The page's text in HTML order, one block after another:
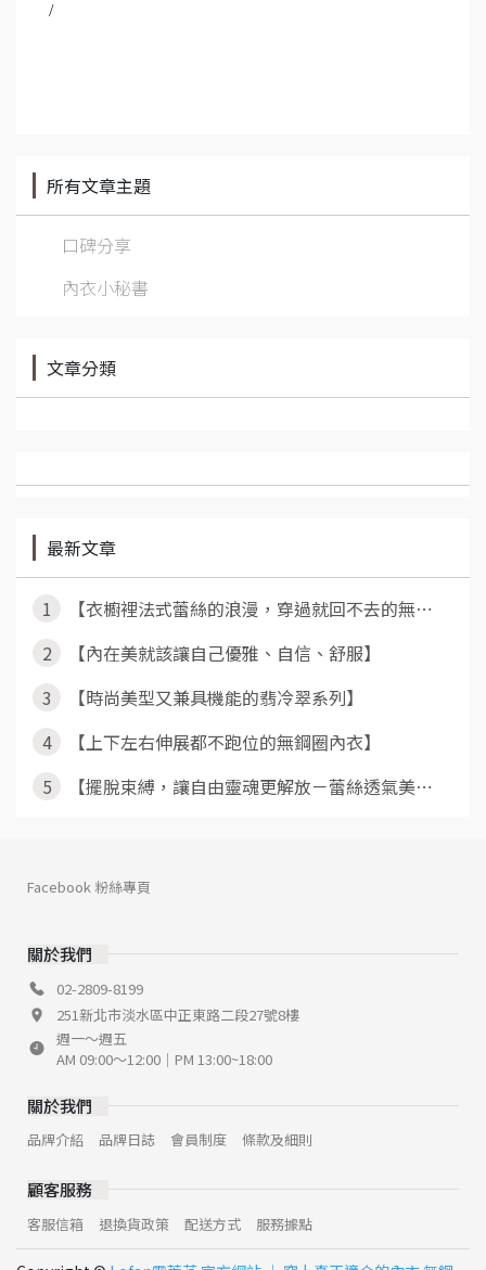
/
所有文章主題
口碑分享
內衣小秘書
文章分類
最新文章
1
【衣櫥裡法式蕾絲的浪漫，穿過就回不去的無⋯
2
【內在美就該讓自己優雅、自信、舒服】
3
【時尚美型又兼具機能的翡冷翠系列】
4
【上下左右伸展都不跑位的無鋼圈內衣】
5
【擺脫束縛，讓自由靈魂更解放－蕾絲透氣美⋯
關於我們
02-2809-8199
251新北市淡水區中正東路二段27號8樓
週一～週五
AM 09:00～12:00｜PM 13:00~18:00
關於我們
品牌介紹 品牌日誌 會員制度 條款及細則
顧客服務
客服信箱 退換貨政策 配送方式 服務據點
Facebook 粉絲專頁